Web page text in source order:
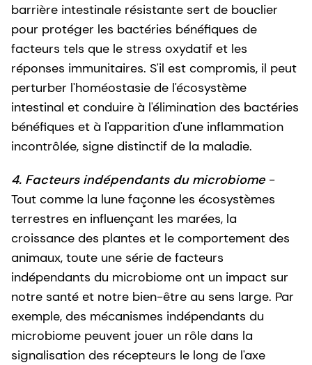
barrière intestinale résistante sert de bouclier
pour protéger les bactéries bénéfiques de
facteurs tels que le stress oxydatif et les
réponses immunitaires. S'il est compromis, il peut
perturber l'homéostasie de l'écosystème
intestinal et conduire à l'élimination des bactéries
bénéfiques et à l'apparition d'une inflammation
incontrôlée, signe distinctif de la maladie.
4. Facteurs indépendants du microbiome -
Tout comme la lune façonne les écosystèmes
terrestres en influençant les marées, la
croissance des plantes et le comportement des
animaux, toute une série de facteurs
indépendants du microbiome ont un impact sur
notre santé et notre bien-être au sens large. Par
exemple, des mécanismes indépendants du
microbiome peuvent jouer un rôle dans la
signalisation des récepteurs le long de l'axe